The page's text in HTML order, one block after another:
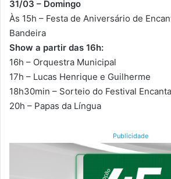
31/03 – Domingo
Às 15h – Festa de Aniversário de
Bandeira
Show a partir das 16h:
16h – Orquestra Municipal
17h – Lucas Henrique e Guilherme
18h30min – Sorteio do Festival
20h – Papas da Língua
Publicidade